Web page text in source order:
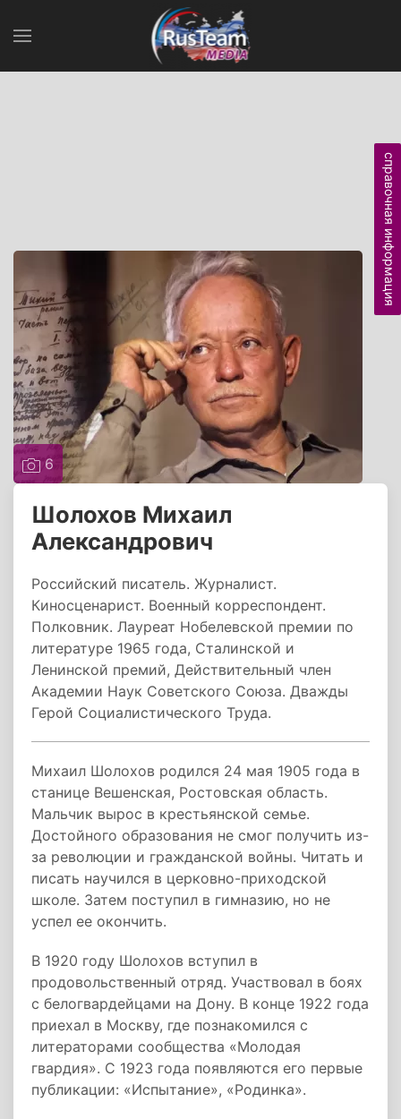
6
Шолохов Михаил
Александрович
Российский писатель. Журналист.
Киносценарист. Военный корреспондент.
Полковник. Лауреат Нобелевской премии по
литературе 1965 года, Сталинской и
Ленинской премий, Действительный член
Академии Наук Советского Союза. Дважды
Герой Социалистического Труда.
Михаил Шолохов родился 24 мая 1905 года в
станице Вешенская, Ростовская область.
Мальчик вырос в крестьянской семье.
Достойного образования не смог получить из-
за революции и гражданской войны. Читать и
писать научился в церковно-приходской
школе. Затем поступил в гимназию, но не
успел ее окончить.
В 1920 году Шолохов вступил в
продовольственный отряд. Участвовал в боях
с белогвардейцами на Дону. В конце 1922 года
приехал в Москву, где познакомился с
литераторами сообщества «Молодая
гвардия». С 1923 года появляются его первые
публикации: «Испытание», «Родинка».
справочная информация